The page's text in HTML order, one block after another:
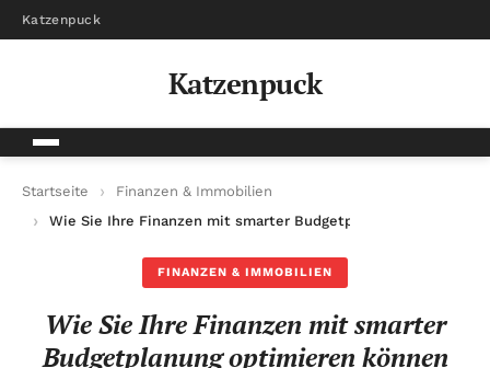
Katzenpuck
Katzenpuck
Startseite
Finanzen & Immobilien
Wie Sie Ihre Finanzen mit smarter Budgetplanung optimieren
FINANZEN & IMMOBILIEN
Wie Sie Ihre Finanzen mit smarter
Budgetplanung optimieren können